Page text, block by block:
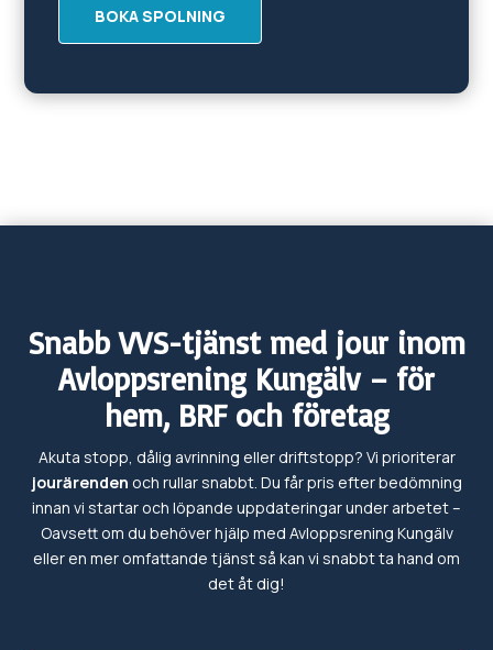
BOKA SPOLNING
Snabb VVS-tjänst med jour inom
Avloppsrening Kungälv– för
hem, BRF och företag
Akuta stopp, dålig avrinning eller driftstopp? Vi prioriterar
jourärenden och rullar snabbt. Du får pris efter bedömning
innan vi startar och löpande uppdateringar under arbetet –
Oavsett om du behöver hjälp med Avloppsrening Kungälv
eller en mer omfattande tjänst så kan vi snabbt ta hand om
det åt dig!